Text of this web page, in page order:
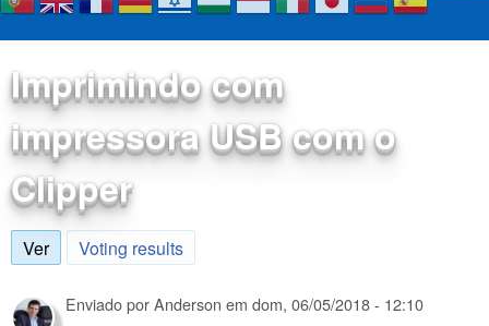
Imprimindo com
impressora USB com o
Clipper
Ver(aba ativa)
Voting results
Enviado porAnderson em dom, 06/05/2018 - 12:10